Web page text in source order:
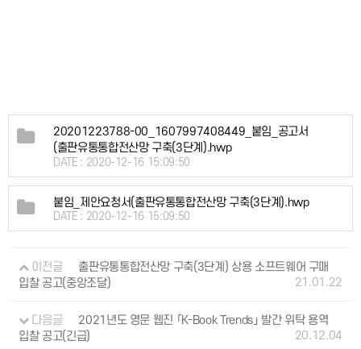
20201223788-00_1607997408449_붙임_공고서
(출판유통통합전산망 구축(3단계).hwp
DATE : 2020-12-16 15:09:50
붙임_제안요청서(출판유통통합전산망 구축(3단계).hwp
DATE : 2020-12-16 15:09:50
이전글
출판유통통합전산망 구축(3단계) 상용 소프트웨어 구매
입찰 공고(중앙조달)
21.01.22
다음글
2021년도 영문 웹진 「K-Book Trends」 발간 위탁 용역
입찰 공고(긴급)
20.12.04